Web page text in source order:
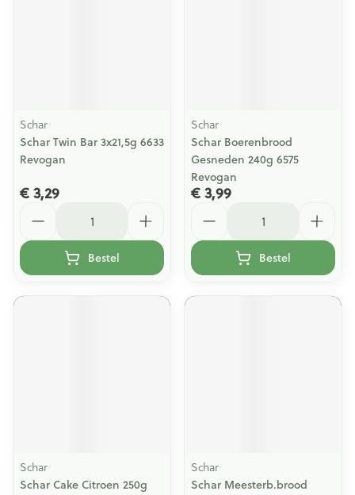
Schar
Schar Twin Bar 3x21,5g 6633
Revogan
€ 3,29
Bestel
Schar
Schar Boerenbrood
Gesneden 240g 6575
Revogan
€ 3,99
Bestel
Schar
Schar Cake Citroen 250g
Schar
Schar Meesterb.brood